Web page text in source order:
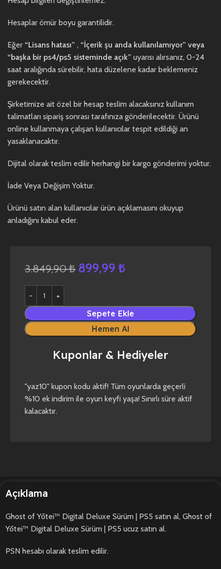
Hesaplar ömür boyu garantilidir.
Eğer “Lisans hatası” , “İçerik şu anda kullanılamıyor” veya
“başka bir ps4/ps5 sisteminde açık” uyarısı alırsanız, 0-24
saat aralığında sürebilir, hata düzelene kadar beklemeniz
gerekecektir.
Şirketimize ait özel bir hesap teslim alacaksınız kullanım
talimatları sipariş sonrası tarafınıza gönderilecektir. Ürünü
online kullanmaya çalışan kullanıcılar tespit edildiği an
yasaklanacaktır.
Dijital olarak teslim edilir herhangi bir kargo gönderimi yoktur.
İade Veya Değişim Yoktur.
Ürünü satın alan kullanıcılar ürün açıklamasını okuyup
anladığını kabul eder.
3.849,90₺ 899,99 ₺
Sepete Ekle
Hemen Al
Kuponlar & Hediyeler
"yaz10" kupon kodu aktif! Tüm oyunlarda geçerli
%10 ek indirim ile oyun keyfi yaşa! Sınırlı süre aktif
kalacaktır.
Açıklama
Ghost of Yōtei™ Digital Deluxe Sürüm | PS5 satın al, Ghost of
Yōtei™ Digital Deluxe Sürüm | PS5 ucuz satın al.
PSN hesabı olarak teslim edilir.